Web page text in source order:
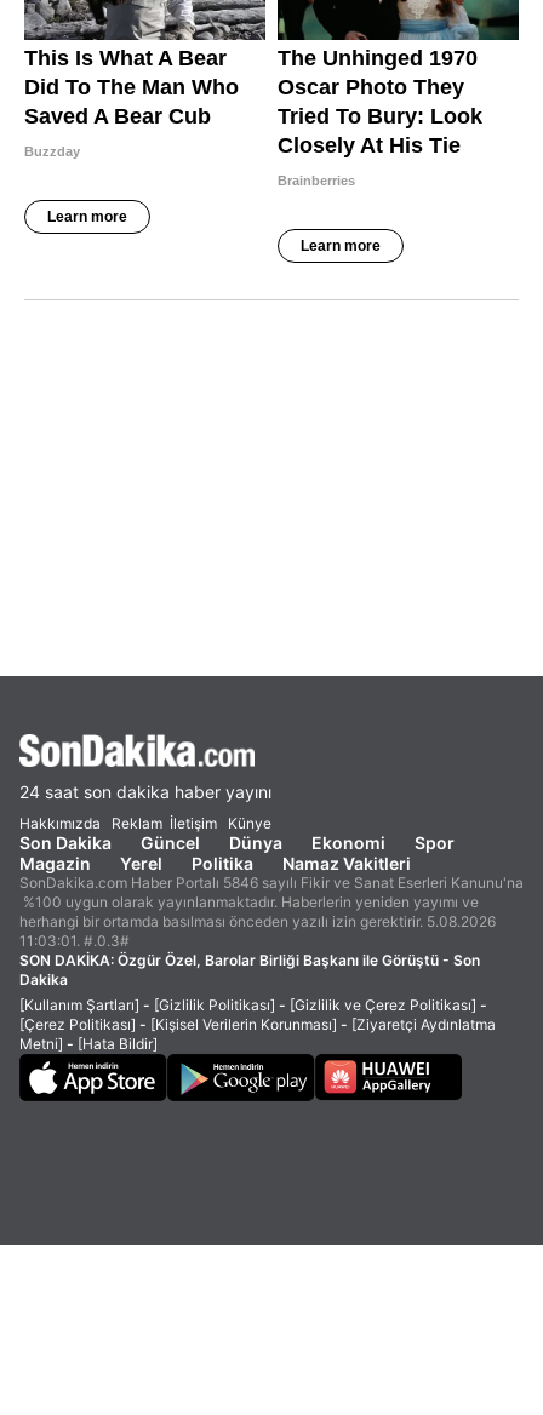
24 saat son dakika haber yayını
Hakkımızda Reklam İletişim Künye
Son Dakika Güncel Dünya Ekonomi
Spor
Magazin
Yerel Politika Namaz Vakitleri
SonDakika.com Haber Portalı 5846 sayılı Fikir ve Sanat Eserleri Kanunu'na
%100 uygun olarak yayınlanmaktadır. Haberlerin yeniden yayımı ve
herhangi bir ortamda basılması önceden yazılı izin gerektirir. 5.08.2026
11:03:01. #.0.3#
SON DAKİKA: Özgür Özel, Barolar Birliği Başkanı ile Görüştü - Son
Dakika
[Kullanım Şartları] - [Gizlilik Politikası] - [Gizlilik ve Çerez Politikası] -
[Çerez Politikası] - [Kişisel Verilerin Korunması] - [Ziyaretçi Aydınlatma
Metni] - [Hata Bildir]